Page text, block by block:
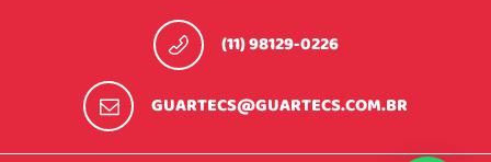
(11) 98129-0226
GUARTECS@GUARTECS.COM.BR